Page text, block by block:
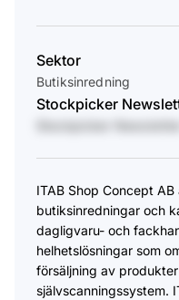
Sektor
Butiksinredning
Stockpicker
​ITAB Shop Concept
butiksinredningar och
dagligvaru- och
helhetslösningar som
försäljning av
självscanningssystem.